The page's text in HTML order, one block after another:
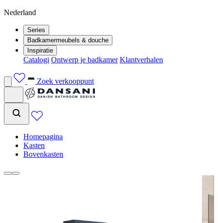
Nederland
Series
Badkamermeubels & douche
Inspiratie
Catalogi Ontwerp je badkamer Klantverhalen
Zoek verkooppunt
Homepagina
Kasten
Bovenkasten